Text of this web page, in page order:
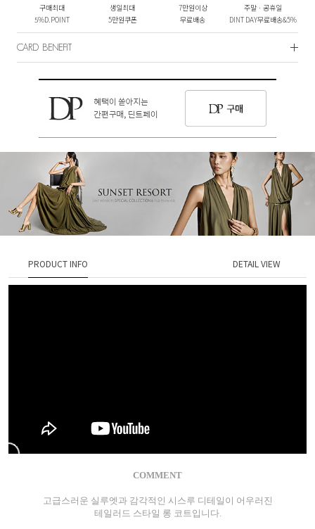
구매최대
5%D.POINT
생일최대
5만원쿠폰
7만원이상
무료배송
주말ㆍ공휴일
DINT DAY무료배송&5%
CARD BENEFIT
PRODUCT INFO DETAIL VIEW
COMMENT
고급스러운 실루엣과 감각적인 시스루 디테일이 어우러진
테일러드 스타일 롱 코트입니다.